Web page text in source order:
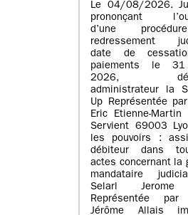
Le 04/08/2026.
prononçant
d’une
redressement
date de
paiements le
2026,
administrateur la
Up Représentée
Eric Etienne-
Servient 69003
les pouvoirs :
débiteur dans
actes concernant la
mandataire
Selarl Jerome
Représentée par
Jérôme Allais